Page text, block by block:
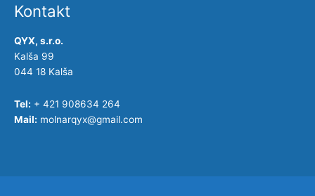
Kontakt
QYX, s.r.o.
Kalša 99
044 18 Kalša
Tel: + 421 908634 264
Mail: molnarqyx@gmail.com